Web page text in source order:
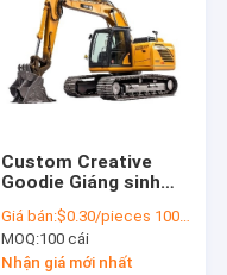
Custom Creative
Goodie Giáng sinh
logo của riêng bạn
cho Xmas Party
trang trí
Giá bán:$0.30/pieces 100-1999 pieces
MOQ:100 cái
Nhận giá mới nhất